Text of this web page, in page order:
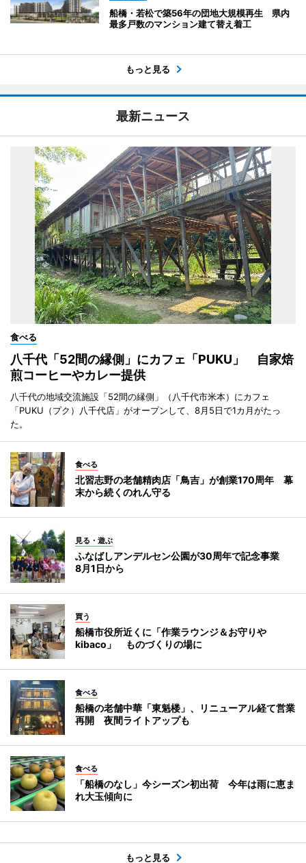
船橋・若松で築56年の団地大規模再生 県内
最多戸数のマンション建て替え着工
もっと見る
最新ニュース
食べる
八千代「52間の縁側」にカフェ「PUKU」 自家焙
煎コーヒーやカレー提供
八千代の地域交流施設「52間の縁側」（八千代市米本）にカフェ
「PUKU（プク）八千代店」がオープンして、8月5日で1カ月がたっ
た。
食べる
北習志野の老舗精肉店「鳥吉」が創業170周年 幕
末から続くのれん守る
見る・遊ぶ
ふなばしアンデルセン公園が30周年で記念事業
8月1日から
買う
船橋市役所近くに「作業ラウンジ＆お守りや
kibaco」 ものづくりの場に
食べる
船橋の老舗中華「東魁楼」、リニューアル経て営業
再開 夜間ライトアップも
食べる
「船橋のなし」今シーズン初出荷 今年は雨に恵ま
れ大玉傾向に
もっと見る